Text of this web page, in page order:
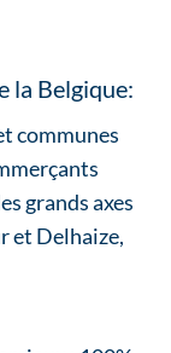
la Belgique:
communes
grands axes
et Delhaize,